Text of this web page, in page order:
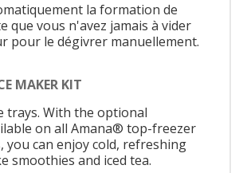
la formation de
que vous n'avez jamais à vider
pour le dégivrer manuellement.
MAKER KIT
trays. With the optional
on all Amana® top-freezer
can enjoy cold, refreshing
smoothies and iced tea.